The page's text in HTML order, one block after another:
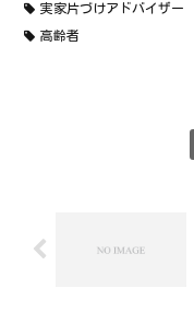
実家片づけアドバイザー
高齢者